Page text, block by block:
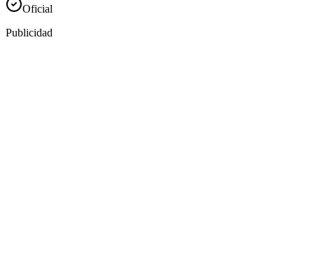
Oficial
Publicidad